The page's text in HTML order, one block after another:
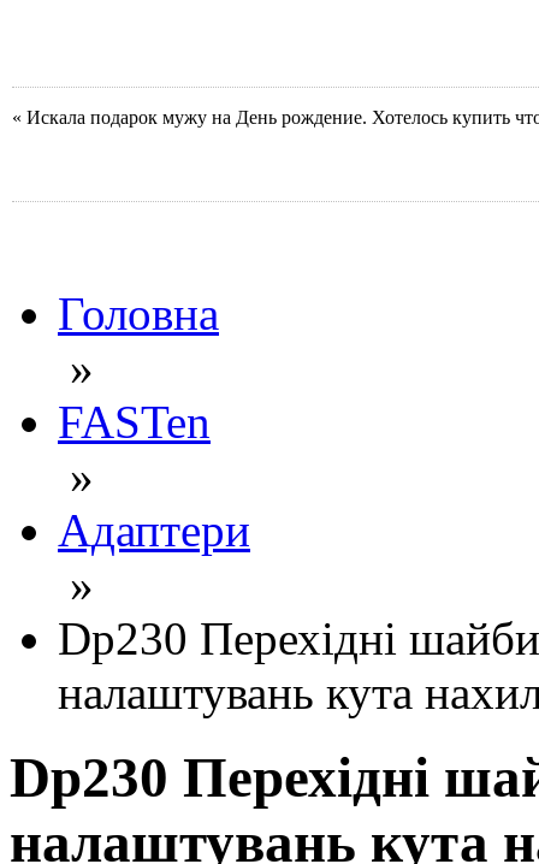
« Искала подарок мужу на День рождение. Хотелось купить
Головна
»
FASTen
»
Адаптери
»
Dp230 Перехідні
налаштувань кута
Dp230 Перехідні
налаштувань кута